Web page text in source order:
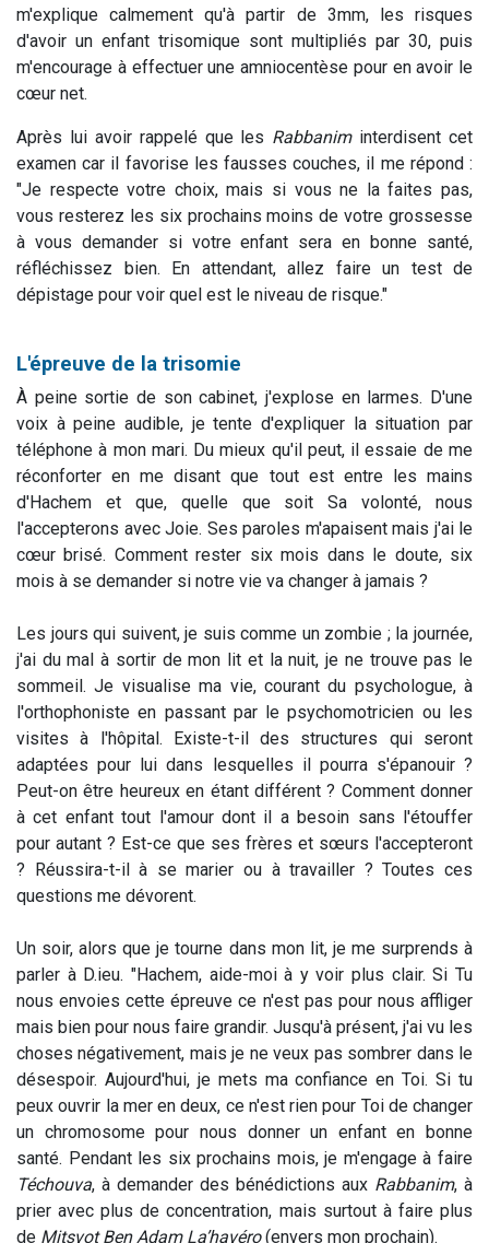
m'explique calmement qu'à partir de 3mm, les risques
d'avoir un enfant trisomique sont multipliés par 30, puis
m'encourage à effectuer une amniocentèse pour en avoir le
cœur net.
Après lui avoir rappelé que les Rabbaniminterdisent cet
examen car il favorise les fausses couches, il me répond :
"Je respecte votre choix, mais si vous ne la faites pas,
vous resterez les six prochains moins de votre grossesse
à vous demander si votre enfant sera en bonne santé,
réfléchissez bien. En attendant, allez faire un test de
dépistage pour voir quel est le niveau de risque."
L'épreuve de la trisomie
À peine sortie de son cabinet, j'explose en larmes. D'une
voix à peine audible, je tente d'expliquer la situation par
téléphone à mon mari. Du mieux qu'il peut, il essaie de me
réconforter en me disant que tout est entre les mains
d'Hachem et que, quelle que soit Sa volonté, nous
l'accepterons avec Joie. Ses paroles m'apaisent mais j'ai le
cœur brisé. Comment rester six mois dans le doute, six
mois à se demander si notre vie va changer à jamais ?
Les jours qui suivent, je suis comme un zombie ; la journée,
j'ai du mal à sortir de mon lit et la nuit, je ne trouve pas le
sommeil. Je visualise ma vie, courant du psychologue, à
l'orthophoniste en passant par le psychomotricien ou les
visites à l'hôpital. Existe-t-il des structures qui seront
adaptées pour lui dans lesquelles il pourra s'épanouir ?
Peut-on être heureux en étant différent ? Comment donner
à cet enfant tout l'amour dont il a besoin sans l'étouffer
pour autant ? Est-ce que ses frères et sœurs l'accepteront
? Réussira-t-il à se marier ou à travailler ? Toutes ces
questions me dévorent.
Un soir, alors que je tourne dans mon lit, je me surprends à
parler à D.ieu. "Hachem, aide-moi à y voir plus clair. Si Tu
nous envoies cette épreuve ce n'est pas pour nous affliger
mais bien pour nous faire grandir. Jusqu'à présent, j'ai vu les
choses négativement, mais je ne veux pas sombrer dans le
désespoir. Aujourd'hui, je mets ma confiance en Toi. Si tu
peux ouvrir la mer en deux, ce n'est rien pour Toi de changer
un chromosome pour nous donner un enfant en bonne
santé. Pendant les six prochains mois, je m'engage à faire
Téchouva, à demander des bénédictions aux Rabbanim, à
prier avec plus de concentration, mais surtout à faire plus
de Mitsvot Ben Adam La’havéro(envers mon prochain).